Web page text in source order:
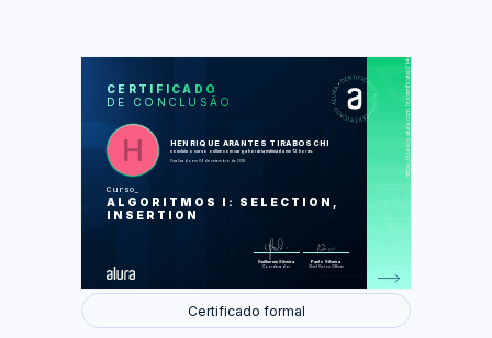
CERTIFICADO
DE CONCLUSÃO
HENRIQUE ARANTES TIRABOSCHI
concluiu o curso online com carga horária estimada em 12 horas.
Finalizado em 09 de setembro de 2018
Curso
ALGORITMOS I: SELECTION,
INSERTION
Guilherme Silveira
Coordenador
Paulo Silveira
Chief Vision Officer
https://cursos.alura.com.br/certificate/214d5957-712c-4b16-a37b-24e42fa9fbc2
LAS
Busca do menor valor e um trecho
específico no array
A importância da ordenação
Ordenando ao selecionar o mais
algoritmo linear com um quadrático
Algoritmos cúbicos
Certificado formal